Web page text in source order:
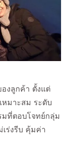
งลูกค้า ตั้งแต่
หมาะสม ระดับ
มที่ตอบโจทย์กลุ่ม
เร่งรีบ คุ้มค่า